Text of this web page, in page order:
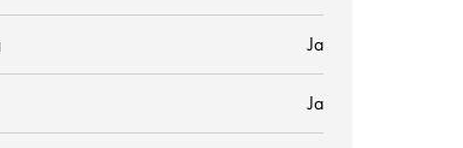
Ja
Ja